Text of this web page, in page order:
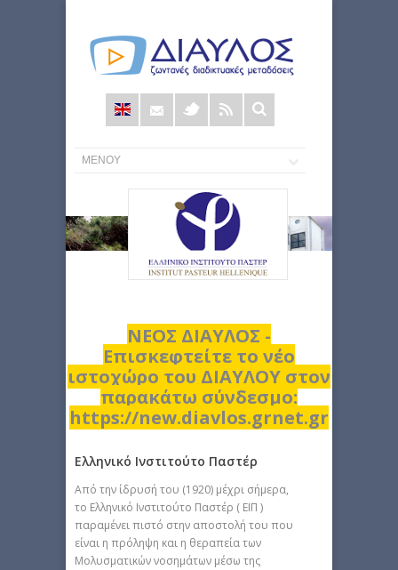
Φόρμα
αναζήτησης
ΝΕΟΣ ΔΙΑΥΛΟΣ -
Επισκεφτείτε το νέο
ιστοχώρο του ΔΙΑΥΛΟΥ στον
παρακάτω σύνδεσμο:
https://new.diavlos.grnet.gr
Ελληνικό Ινστιτούτο Παστέρ
Από την ίδρυσή του (1920) μέχρι σήμερα,
το Ελληνικό Ινστιτούτο Παστέρ ( ΕΙΠ )
παραμένει πιστό στην αποστολή του που
είναι η πρόληψη και η θεραπεία των
Μολυσματικών νοσημάτων μέσω της